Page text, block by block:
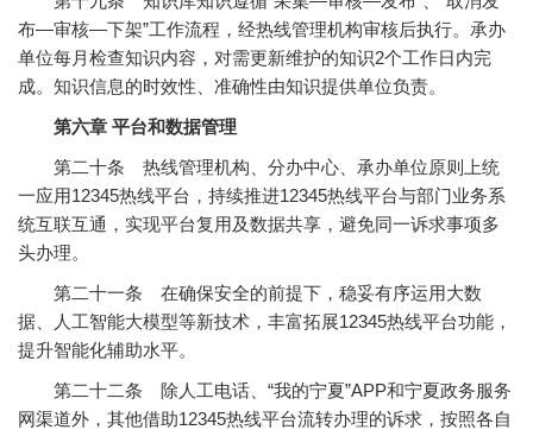
布—审核—下架”工作流程，经热线管理机构审核后执行。承办
单位每月检查知识内容，对需更新维护的知识2个工作日内完
成。知识信息的时效性、准确性由知识提供单位负责。
第六章 平台和数据管理
第二十条 热线管理机构、分办中心、承办单位原则上统
一应用12345热线平台，持续推进12345热线平台与部门业务系
统互联互通，实现平台复用及数据共享，避免同一诉求事项多
头办理。
第二十一条 在确保安全的前提下，稳妥有序运用大数
据、人工智能大模型等新技术，丰富拓展12345热线平台功能，
提升智能化辅助水平。
第二十二条 除人工电话、“我的宁夏”APP和宁夏政务服务
网渠道外，其他借助12345热线平台流转办理的诉求，按照各自